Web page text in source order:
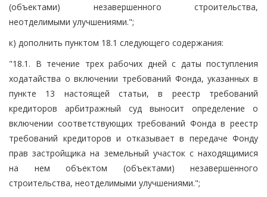
(объектами) незавершенного строительства,
неотделимыми улучшениями.";
к) дополнить пунктом 18.1 следующего содержания:
"18.1. В течение трех рабочих дней с даты поступления
ходатайства о включении требований Фонда, указанных в
пункте 13 настоящей статьи, в реестр требований
кредиторов арбитражный суд выносит определение о
включении соответствующих требований Фонда в реестр
требований кредиторов и отказывает в передаче Фонду
прав застройщика на земельный участок с находящимися
на нем объектом (объектами) незавершенного
строительства, неотделимыми улучшениями.";